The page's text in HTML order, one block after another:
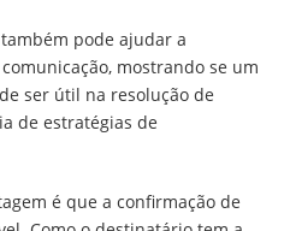
pode ajudar a
mostrando se um
ser útil na resolução de
de estratégias de
é que a confirmação de